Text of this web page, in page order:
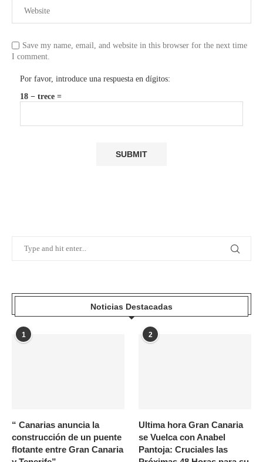
Save my name, email, and website in this browser for the next time
I comment.
Por favor, introduce una respuesta en dígitos:
18 − trece =
Noticias Destacadas
1
“ Canarias anuncia la
construcción de un puente
flotante entre Gran Canaria
2
Ultima hora Gran Canaria
se Vuelca con Anabel
Pantoja: Cruciales las